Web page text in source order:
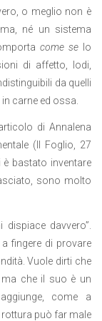
o meglio non è
né un sistema
come se lo
di affetto, lodi,
da quelli
carne ed ossa.
di Annalena
(Il Foglio, 27
bastato inventare
sono molto
dispiace davvero”.
a fingere di provare
Vuole dirti che
che il suo è un
come a
può far male